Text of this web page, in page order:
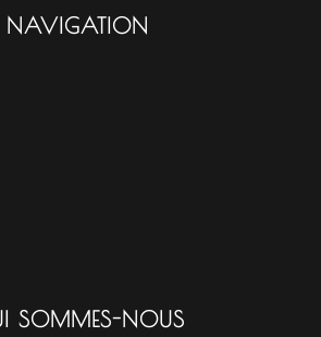
NAVIGATION
SOMMES-NOUS